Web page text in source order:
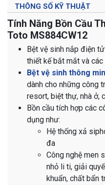
THÔNG SỐ KỸ THUẬT
Tính Năng Bồn Cầu
Toto MS884CW12
Bệt vệ sinh nắp điện tử
thiết kế bắt mắt và
Bệt vệ sinh thông
dành cho những công
resort, biệt thự, nhà ở,
Bồn cầu tích hợp các
dụng như:
Hệ thống xả
đa
Công nghệ men
nhỏ li ti, giải
khuẩn, chất bẩn